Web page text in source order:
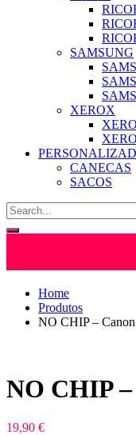
SAMSUNG
XEROX
CANECAS
SACOS
Home
Produtos
NO CHIP –
NO CHIP –
19,90 €